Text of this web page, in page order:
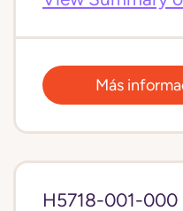
Más
H5718-001-000